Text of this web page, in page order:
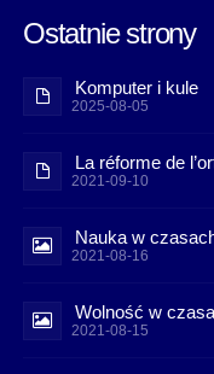
Ostatnie strony
Komputer i kule
2025-08-05
La réforme de
2021-09-10
Nauka w
2021-08-16
Wolność w
2021-08-15